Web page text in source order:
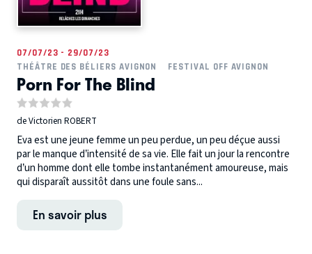
07/07/23 - 29/07/23
THÉÂTRE DES BÉLIERS AVIGNON
FESTIVAL OFF AVIGNON
Porn For The Blind
de Victorien ROBERT
Eva est une jeune femme un peu perdue, un peu déçue aussi
par le manque d’intensité de sa vie. Elle fait un jour la rencontre
d’un homme dont elle tombe instantanément amoureuse, mais
qui disparaît aussitôt dans une foule sans...
En savoir plus